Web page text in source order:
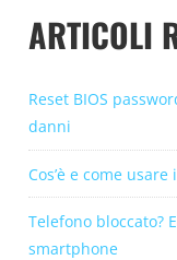
ARTICOLI
Reset BIOS
danni
Cos’è e come
Telefono bloccato?
smartphone